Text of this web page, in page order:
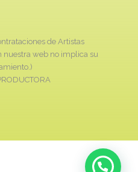
de Artistas
nuestra web no implica su